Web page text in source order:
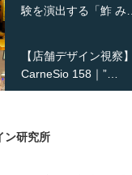
験を演出する「鮓 み…
【店舗デザイン視察】
CarneSio 158｜”…
【熊の鳥焼き】囲炉裏